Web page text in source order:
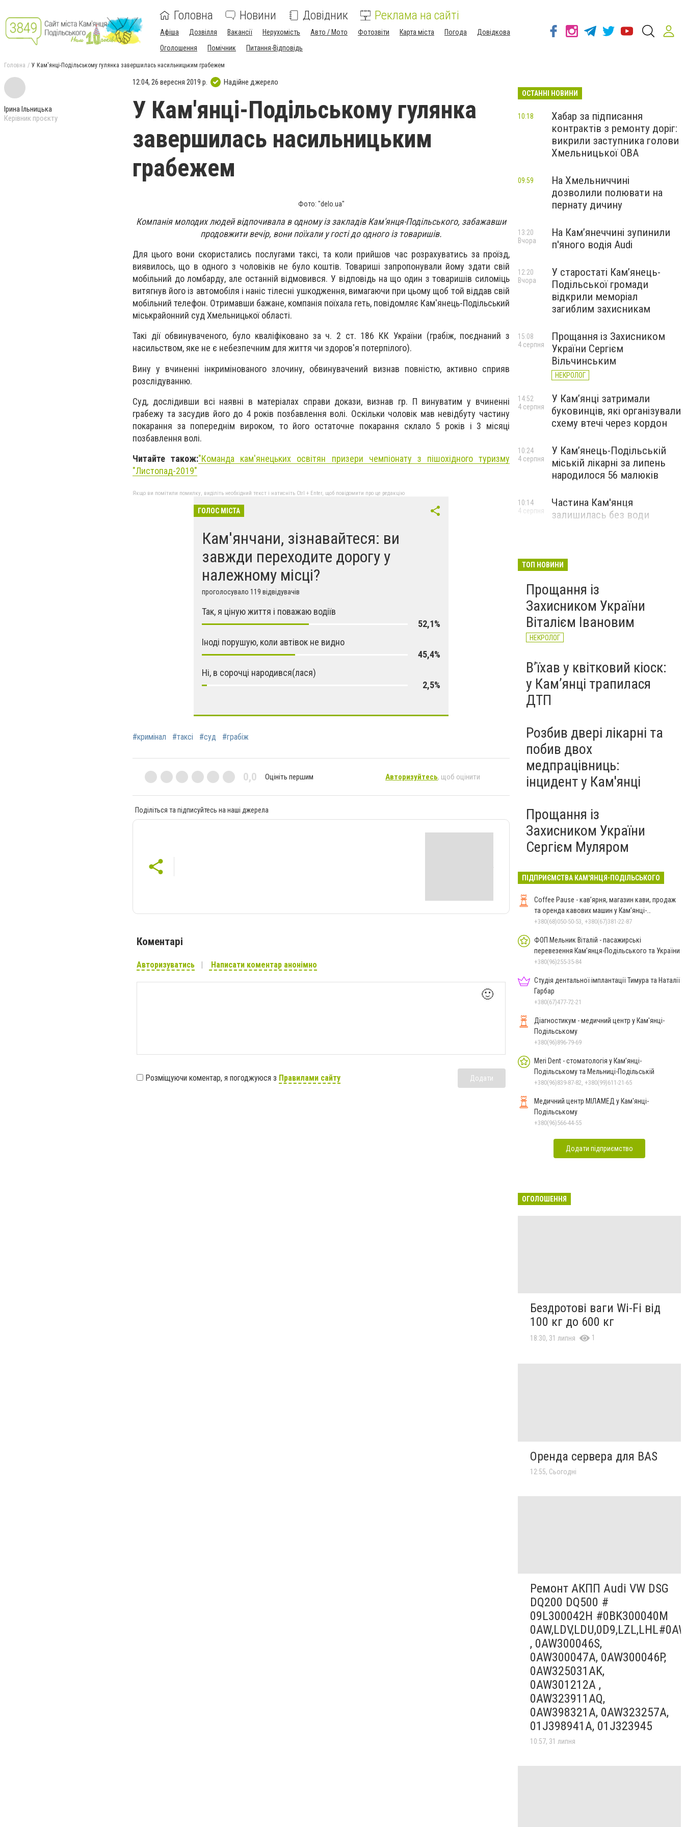
Головна Новини Довідник Реклама на сайті
Афіша Дозвілля Вакансії Нерухомість Авто / Мото Фотозвіти Карта міста Погода
Довідкова
Оголошення
Помічник Питання-Відповідь
Головна У Кам'янці-Подільському гулянка завершилась насильницьким грабежем
Ірина Ільницька
Керівник проєкту
12:04, 26 вересня 2019 р. Надійне джерело
У Кам'янці-Подільському гулянка
завершилась насильницьким
грабежем
Фото: "delo.ua"
Компанія молодих людей відпочивала в одному із закладів Кам'янця-Подільського, забажавши
продовжити вечір, вони поїхали у гості до одного із товаришів.
Для цього вони скористались послугами таксі, та коли прийшов час розрахуватись за проїзд,
виявилось, що в одного з чоловіків не було коштів. Товариші запропонували йому здати свій
мобільний до ломбарду, але останній відмовився. У відповідь на що один з товаришів силоміць
витягнув його із автомобіля і наніс тілесні ушкодження, вимагаючи при цьому щоб той віддав свій
мобільний телефон. Отримавши бажане, компанія поїхала геть, повідомляє Кам'янець-Подільський
міськрайонний суд Хмельницької області.
Такі дії обвинуваченого, було кваліфіковано за ч. 2 ст. 186 КК України (грабіж, поєднаний з
насильством, яке не є небезпечним для життя чи здоров'я потерпілого).
Вину у вчиненні інкримінованого злочину, обвинувачений визнав повністю, активно сприяв
розслідуванню.
Суд, дослідивши всі наявні в матеріалах справи докази, визнав гр. П винуватим у вчиненні
грабежу та засудив його до 4 років позбавлення волі. Оскільки чоловік мав невідбуту частину
покарання за попереднім вироком, то його остаточне покарання склало 5 років і 3 місяці
позбавлення волі.
Читайте також:"Команда кам'янецьких освітян призери чемпіонату з пішохідного туризму
"Листопад-2019"
Якщо ви помітили помилку, виділіть необхідний текст і натисніть Ctrl + Enter, щоб повідомити про це редакцію
ГОЛОС МІСТА
Кам'янчани, зізнавайтеся: ви
завжди переходите дорогу у
належному місці?
проголосувало 119 відвідувачів
Так, я ціную життя і поважаю водіїв
52,1%
Іноді порушую, коли автівок не видно
45,4%
Ні, в сорочці народився(лася)
2,5%
#кримінал #таксі #суд #грабіж
0,0 Оцініть першим Авторизуйтесь, щоб оцінити
Поділіться та підписуйтесь на наші джерела
Коментарі
Авторизуватись Написати коментар анонімно
🙂
Розміщуючи коментар, я погоджуюся з Правилами сайту Додати
ОСТАННІ НОВИНИ
Хабар за підписання
контрактів з ремонту доріг:
викрили заступника голови
Хмельницької ОВА
10:18
На Хмельниччині
дозволили полювати на
пернату дичину
09:59
На Камʼянеччині зупинили
п'яного водія Audi
13:20
Вчора
У старостаті Кам’янець-
Подільської громади
відкрили меморіал
загиблим захисникам
12:20
Вчора
Прощання із Захисником
України Сергієм
Вільчинським
НЕКРОЛОГ
15:08
4 серпня
У Кам’янці затримали
буковинців, які організували
схему втечі через кордон
14:52
4 серпня
У Кам’янець-Подільській
міській лікарні за липень
народилося 56 малюків
10:24
4 серпня
Частина Кам'янця
залишилась без води
10:14
4 серпня
ТОП НОВИНИ
Прощання із
Захисником України
Віталієм Івановим
НЕКРОЛОГ
Вʼїхав у квітковий кіоск:
у Камʼянці трапилася
ДТП
Розбив двері лікарні та
побив двох
медпрацівниць:
інцидент у Кам'янці
Прощання із
Захисником України
Сергієм Муляром
ПІДПРИЄМСТВА КАМ'ЯНЦЯ-ПОДІЛЬСЬКОГО
Coffee Pause - кав’ярня, магазин кави, продаж
та оренда кавових машин у Кам’янці-
Подільському
+380(68)050-50-53, +380(67)381-22-87
ФОП Мельник Віталій - пасажирські
перевезення Кам’янця-Подільського та України
+380(96)255-35-84
Студія дентальної імплантації Тимура та Наталії
Гарбар
+380(67)477-72-21
Діагностикум - медичний центр у Кам'янці-
Подільському
+380(96)896-79-69
Meri Dent - стоматологія у Кам’янці-
Подільському та Мельниці-Подільській
+380(96)839-87-82, +380(99)611-21-65
Медичний центр МІЛАМЕД у Кам'янці-
Подільському
+380(96)566-44-55
Додати підприємство
ОГОЛОШЕННЯ
Бездротові ваги Wi-Fi від
100 кг до 600 кг
18:30, 31 липня 1
Оренда сервера для BAS
12:55, Сьогодні
Ремонт АКПП Audi VW DSG
DQ200 DQ500 #
09L300042H #0BK300040M
, 0AW300046S,
0AW300047A, 0AW300046P,
0AW325031AK,
0AW301212A ,
0AW323911AQ,
0AW398321A, 0AW323257A,
01J398941A, 01J323945
10:57, 31 липня